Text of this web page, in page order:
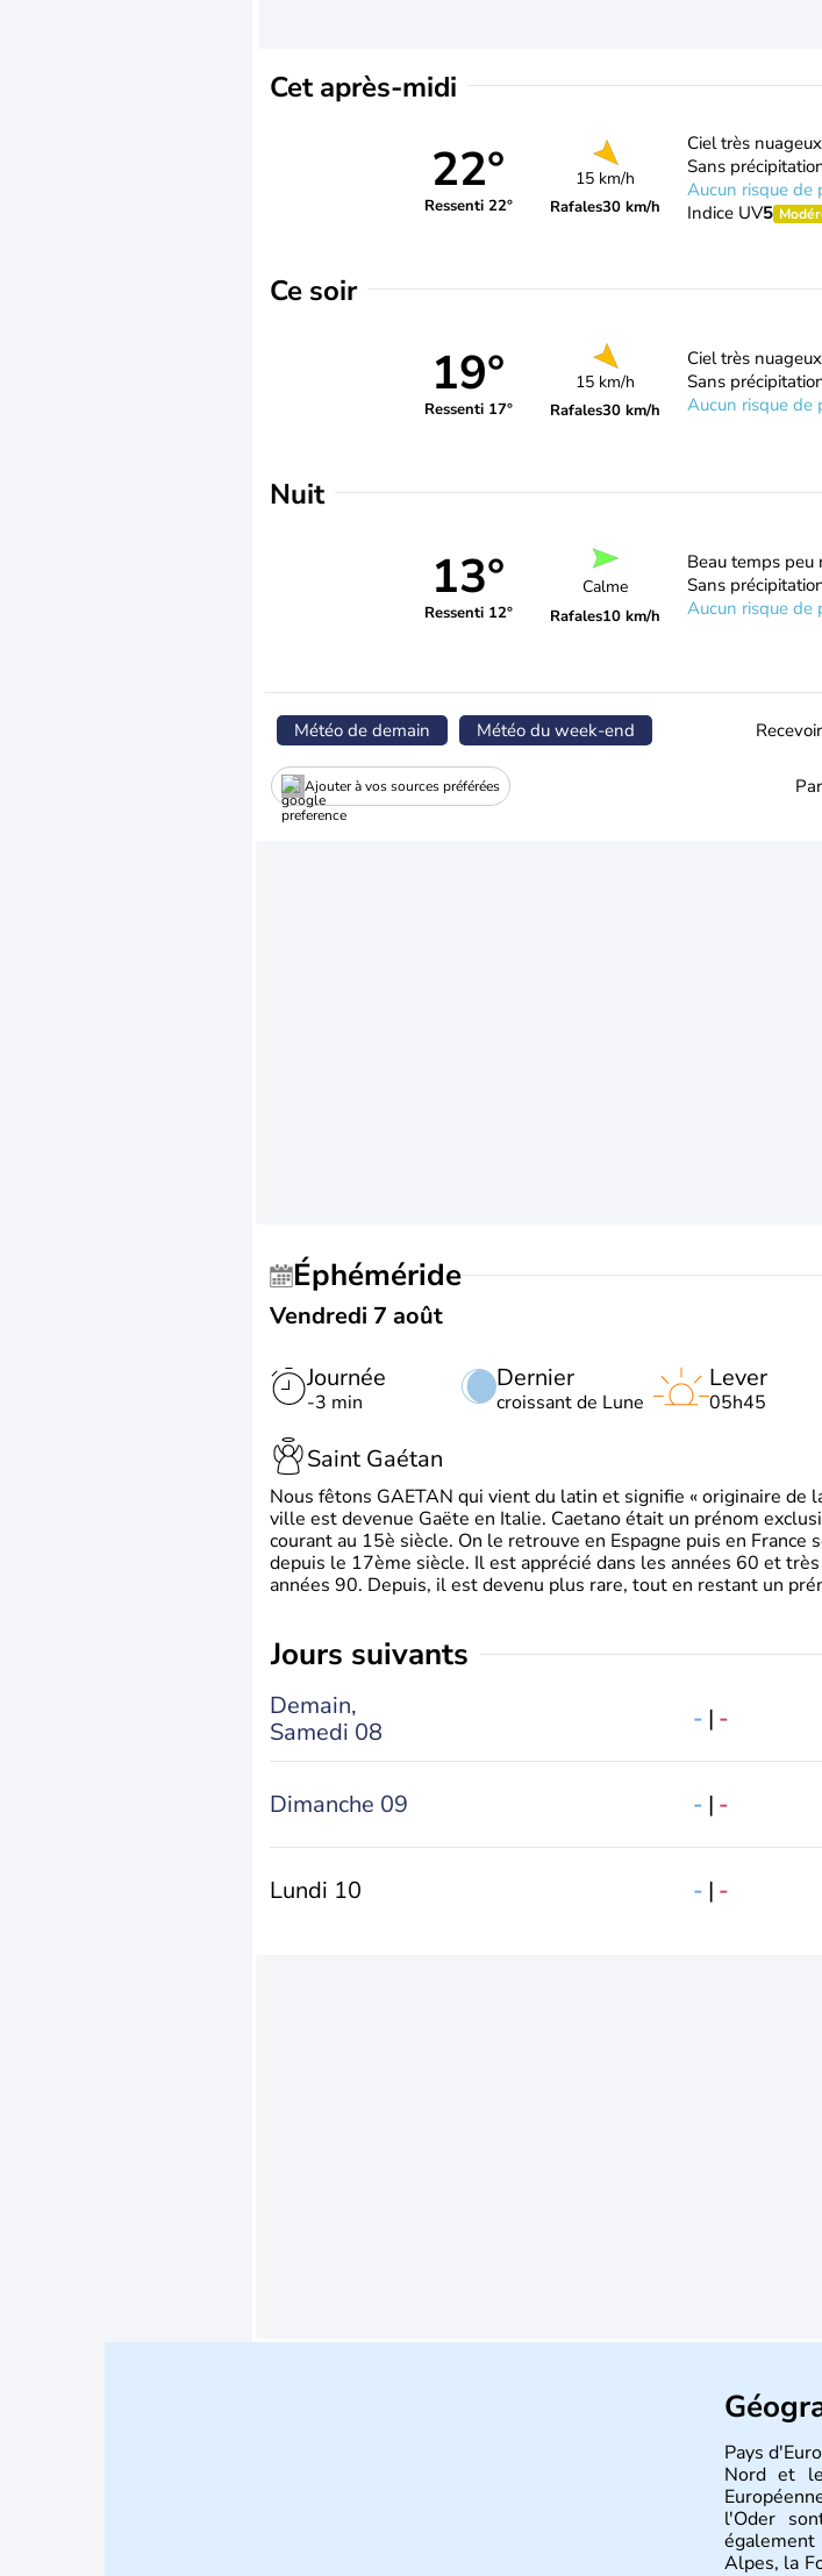
Cet après-midi
22°
Ressenti 22°
15 km/h
Rafales30 km/h
Ciel très
Sans
Aucun risque de
Indice UV5
Ce soir
19°
Ressenti 17°
15 km/h
Rafales30 km/h
Ciel très
Sans
Aucun risque de
Nuit
13°
Ressenti 12°
Calme
Rafales10 km/h
Beau temps peu
Sans
Aucun risque de
Météo de demain Météo du week-end
Ajouter à vos sources préférées
Éphéméride
Vendredi 7 août
Journée
-3 min
Dernier
croissant de Lune
Lever
05h45
Saint Gaétan
Nous fêtons GAETAN qui vient du latin et signifie « originaire de
ville est devenue Gaëte en Italie. Caetano était un prénom
courant au 15è siècle. On le retrouve en Espagne puis en France
depuis le 17ème siècle. Il est apprécié dans les années 60 et
années 90. Depuis, il est devenu plus rare, tout en restant un
jours suivants
Demain,
Samedi 08
- | -
Dimanche 09 - | -
Lundi 10 - | -
Pays
Nord et
l'Oder
également
Alpes, la